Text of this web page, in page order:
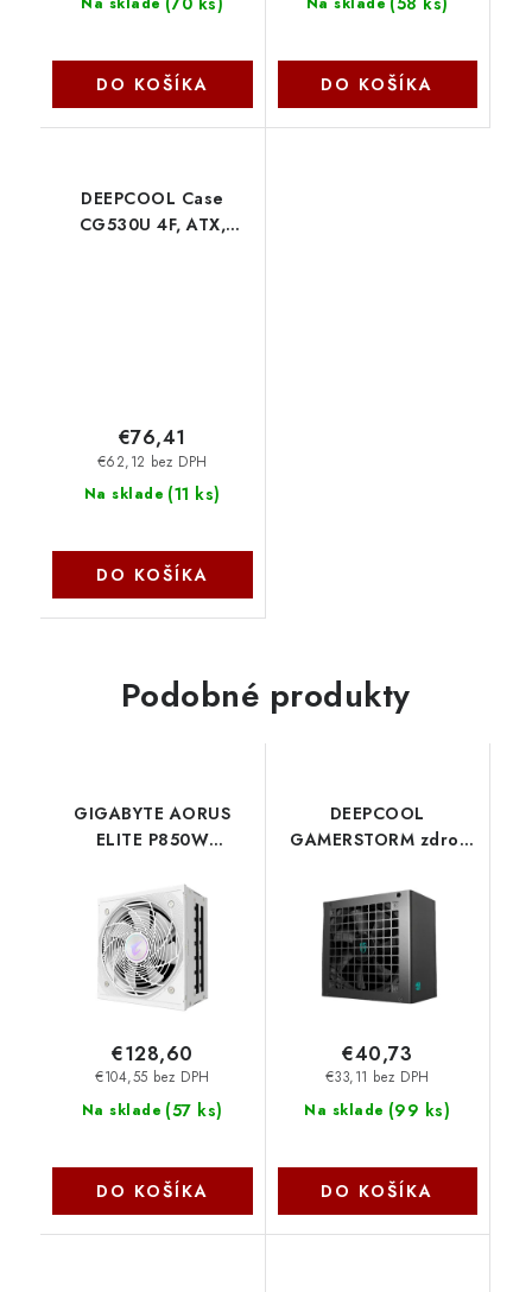
DO KOŠÍKA DO KOŠÍKA
DEEPCOOL Case
CG530U 4F, ATX,
Na sklade (11 ks)
€62,12 bez DPH
€76,41
DO KOŠÍKA
Podobné produkty
GIGABYTE AORUS
ELITE P850W
3.1/80PLUS
Platinum/Modular/Retail
GP-AE850PM PG5 ICE
Gigabyte
Na sklade (57 ks)
€104,55 bez DPH
€128,60
DO KOŠÍKA
DEEPCOOL
GAMERSTORM zdroj
80+ Bronze , černá R-
PF600X-HD0B-JGEU
Deepcool
Na sklade (99 ks)
€33,11 bez DPH
€40,73
DO KOŠÍKA